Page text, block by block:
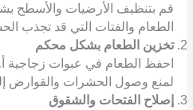
قم بتنظيف الأرضيات والأسطح
الطعام والفتات التي قد تجذب
تخزين الطعام بشكل محكم
احفظ الطعام في عبوات زجاجية
لمنع وصول الحشرات والقوارض
إصلاح الفتحات والشقوق